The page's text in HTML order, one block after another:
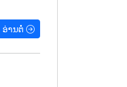
ອ່ານຕໍ່